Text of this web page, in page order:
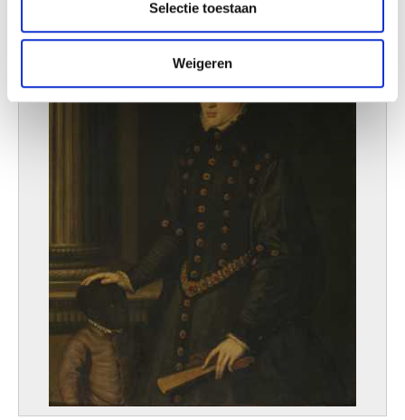
informatie die u aan ze heeft verstrekt of die ze hebben
verzameld op basis van uw gebruik van hun services.
Selectie toestaan
Weigeren